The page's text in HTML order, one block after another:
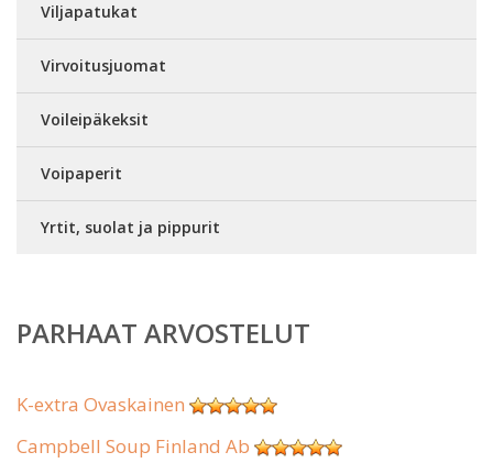
Viljapatukat
Virvoitusjuomat
Voileipäkeksit
Voipaperit
Yrtit, suolat ja pippurit
PARHAAT ARVOSTELUT
K-extra Ovaskainen
Campbell Soup Finland Ab